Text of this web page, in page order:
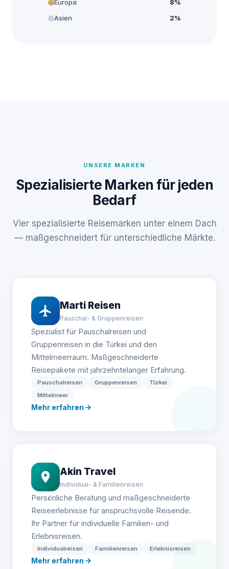
Europa
8%
Asien
2%
UNSERE MARKEN
Spezialisierte Marken für jeden
Bedarf
Vier spezialisierte Reisemarken unter einem Dach
— maßgeschneidert für unterschiedliche Märkte.
Marti Reisen
Pauschal- & Gruppenreisen
Spezialist für Pauschalreisen und
Gruppenreisen in die Türkei und den
Mittelmeerraum. Maßgeschneiderte
Reisepakete mit jahrzehntelanger Erfahrung.
Pauschalreisen Gruppenreisen
Türkei
Mittelmeer
Mehr erfahren
Akin Travel
Individual- & Familienreisen
Persönliche Beratung und maßgeschneiderte
Reiseerlebnisse für anspruchsvolle Reisende.
Ihr Partner für individuelle Familien- und
Erlebnisreisen.
Individualreisen Familienreisen Erlebnisreisen
Mehr erfahren